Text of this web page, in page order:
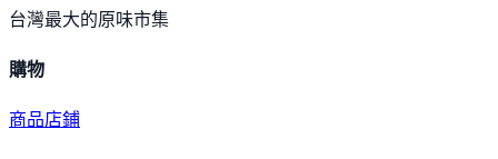
台灣最大的原味市集
購物
商品店鋪